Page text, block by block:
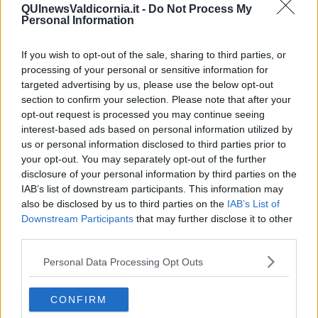
QUInewsValdicornia.it - Do Not Process My
Personal Information
If you wish to opt-out of the sale, sharing to third parties, or
processing of your personal or sensitive information for
targeted advertising by us, please use the below opt-out
section to confirm your selection. Please note that after your
opt-out request is processed you may continue seeing
interest-based ads based on personal information utilized by
us or personal information disclosed to third parties prior to
your opt-out. You may separately opt-out of the further
disclosure of your personal information by third parties on the
IAB’s list of downstream participants. This information may
also be disclosed by us to third parties on the IAB’s List of
Downstream Participants that may further disclose it to other
Personal Data Processing Opt Outs
CONFIRM
odori.
l’anice stellato, la scorza di arancia (sia dolce e amara).
Se ci spostiamo geograficamente nei paesi di lingua tedesca
(Germania e Austria) scopriamo essere le festbier (birre delle feste)
le birre più consumate durante le festività. Ma con questo termine
si indicano tutte le birre prodotte a scopo celebrativo. Scendendo in
dettaglio tra le festbier invernali troviamo le bock: lager scure,
riccamente maltate e corpose.
E tra le bock la birra natalizia per
eccellenza: la Weihnachtsbier (ovvero birra di Natale in
tedesco).
Questa birra è mediamente più alcolica delle classiche birre lager,
arriva fino a 7 gradi, ed è ricca di sentori che spaziano dal miele di
Da notare che nelle birre natalizie dei paesi di lingua tedesca non
troverete mai spezie aggiunte in ricetta, questo perché l’editto di
purezza bavarese (norma introdotta per regolamentare la
produzione e la vendita di birra in Baviera) non lo consente.